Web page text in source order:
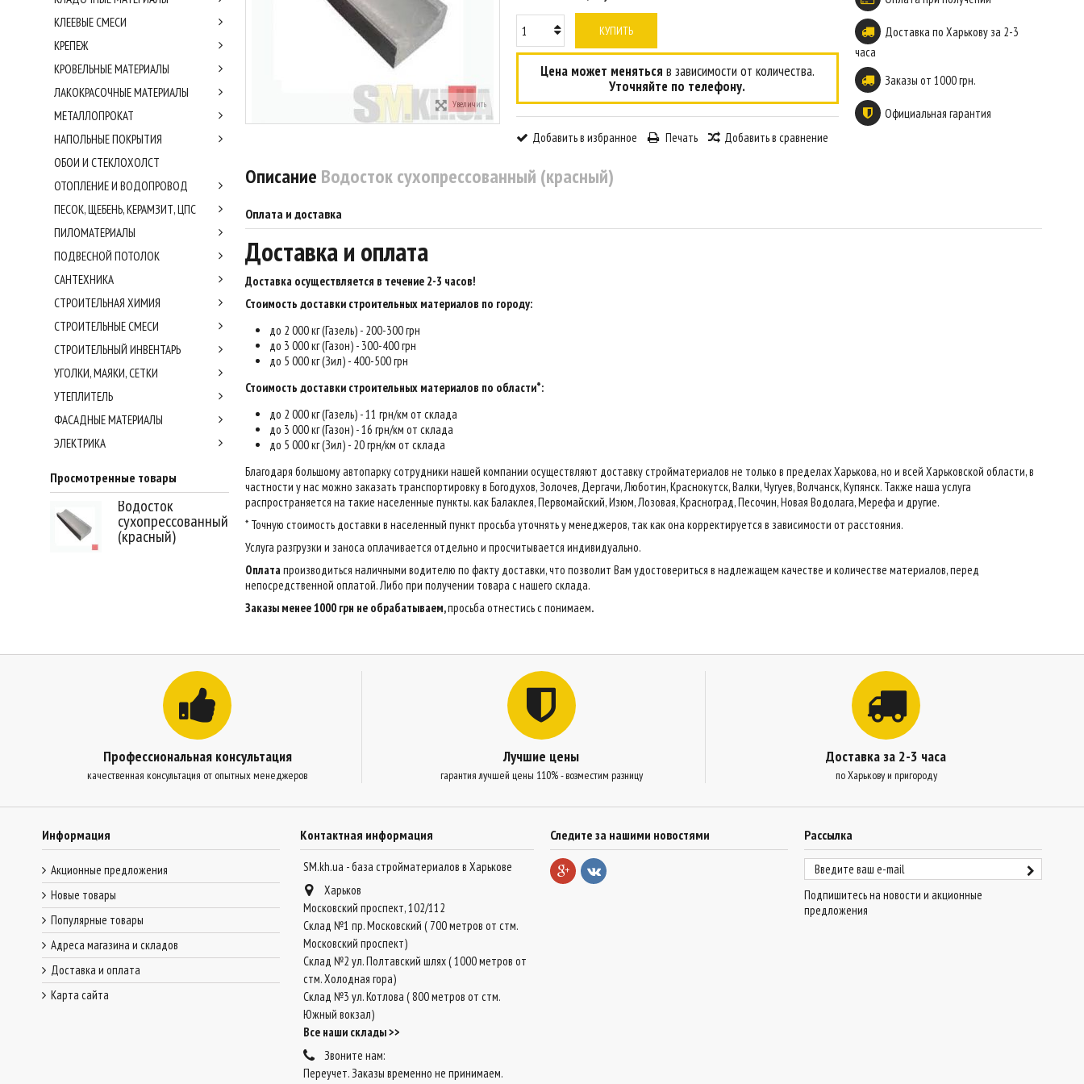
Увеличить
КУПИТЬ
Цена может меняться в зависимости от количества.
Уточняйте по телефону.
Добавить в избранное Печать Добавить в сравнение
Доставка по Харькову за 2-3
часа
Заказы от 1000 грн.
Официальная гарантия
Описание Водосток сухопрессованный (красный)
Оплата и доставка
Доставка и оплата
Доставка осуществляется в течение 2-3 часов!
Стоимость доставки строительных материалов по городу:
до 2 000 кг (Газель) - 200-300 грн
до 3 000 кг (Газон) - 300-400 грн
до 5 000 кг (Зил) - 400-500 грн
Стоимость доставки строительных материалов по области*:
до 2 000 кг (Газель) - 11 грн/км от склада
до 3 000 кг (Газон) - 16 грн/км от склада
до 5 000 кг (Зил) - 20 грн/км от склада
Благодаря большому автопарку сотрудники нашей компании осуществляют доставку стройматериалов не только в пределах Харькова, но и всей Харьковской области, в
частности у нас можно заказать транспортировку в Богодухов, Золочев, Дергачи, Люботин, Краснокутск, Валки, Чугуев, Волчанск, Купянск. Также наша услуга
распространяется на такие населенные пункты. как Балаклея, Первомайский, Изюм, Лозовая, Красноград, Песочин, Новая Водолага, Мерефа и другие.
* Точную стоимость доставки в населенный пункт просьба уточнять у менеджеров, так как она корректируется в зависимости от расстояния.
Услуга разгрузки и заноса оплачивается отдельно и просчитывается индивидуально.
Оплатапроизводиться наличными водителю по факту доставки, что позволит Вам удостовериться в надлежащем качестве и количестве материалов, перед
непосредственной оплатой. Либо при получении товара с нашего склада.
Заказы менее 1000 грн не обрабатываем,просьба отнестись с понимаем.
КЛЕЕВЫЕ СМЕСИ
КРЕПЕЖ
КРОВЕЛЬНЫЕ МАТЕРИАЛЫ
ЛАКОКРАСОЧНЫЕ МАТЕРИАЛЫ
МЕТАЛЛОПРОКАТ
НАПОЛЬНЫЕ ПОКРЫТИЯ
ОБОИ И СТЕКЛОХОЛСТ
ОТОПЛЕНИЕ И ВОДОПРОВОД
ПЕСОК, ЩЕБЕНЬ, КЕРАМЗИТ, ЦПС
ПИЛОМАТЕРИАЛЫ
ПОДВЕСНОЙ ПОТОЛОК
САНТЕХНИКА
СТРОИТЕЛЬНАЯ ХИМИЯ
СТРОИТЕЛЬНЫЕ СМЕСИ
СТРОИТЕЛЬНЫЙ ИНВЕНТАРЬ
УГОЛКИ, МАЯКИ, СЕТКИ
УТЕПЛИТЕЛЬ
ФАСАДНЫЕ МАТЕРИАЛЫ
ЭЛЕКТРИКА
Просмотренные товары
Водосток
сухопрессованный
(красный)
Профессиональная консультация
качественная консультация от опытных менеджеров
Лучшие цены
гарантия лучшей цены 110% - возместим разницу
Доставка за 2-3 часа
по Харькову и пригороду
Информация
Акционные предложения
Новые товары
Популярные товары
Адреса магазина и складов
Доставка и оплата
Карта сайта
Контактная информация
SM.kh.ua - база стройматериалов в Харькове
Харьков
Московский проспект, 102/112
Склад №1 пр. Московский ( 700 метров от стм.
Московский проспект)
Склад №2 ул. Полтавский шлях ( 1000 метров от
стм. Холодная гора)
Склад №3 ул. Котлова ( 800 метров от стм.
Южный вокзал)
Все наши склады >>
Звоните нам:
Переучет. Заказы временно не принимаем.
Рассылка
Подпишитесь на новости и акционные
предложения
Следите за нашими новостями